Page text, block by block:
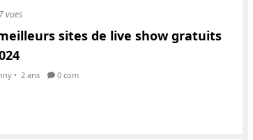
vues
sites de live show gratuits
• 2 ans 0 com